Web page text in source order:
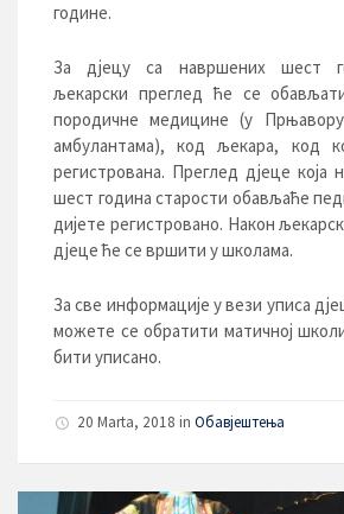
године.
За дјецу са навршених шест
љекарски преглед ће се
породичне медицине (у
амбулантама), код љекара, код
регистрована. Преглед дјеце која
шест година старости обављаће
дијете регистровано. Након
дјеце ће се вршити у школама.
За све информације у вези уписа
можете се обратити матичној
бити уписано.
20 Marta, 2018 in Обавјештења